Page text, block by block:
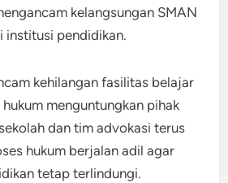
kelangsungan SMAN
institusi pendidikan.
kehilangan fasilitas belajar
menguntungkan pihak
dan tim advokasi terus
hukum berjalan adil agar
tetap terlindungi.